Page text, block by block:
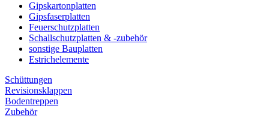
Gipskartonplatten
Gipsfaserplatten
Feuerschutzplatten
Schallschutzplatten & -zubehör
sonstige Bauplatten
Estrichelemente
Schüttungen
Revisionsklappen
Bodentreppen
Zubehör